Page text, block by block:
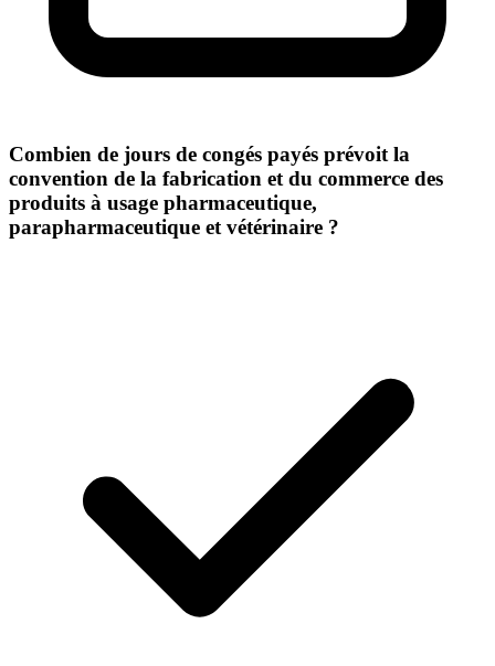
Combien de jours de congés payés prévoit la
convention de la fabrication et du commerce des
produits à usage pharmaceutique,
parapharmaceutique et vétérinaire ?